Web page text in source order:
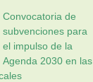
Convocatoria de
subvenciones para
el impulso de la
Agenda 2030 en las